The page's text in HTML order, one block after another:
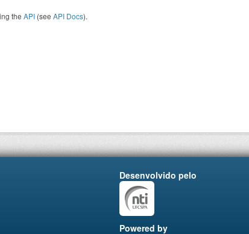
the API (see API Docs).
Desenvolvido pelo
Powered by